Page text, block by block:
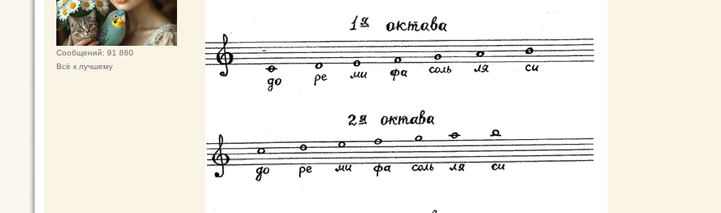
Сообщений: 91 860
Всё к лучшему